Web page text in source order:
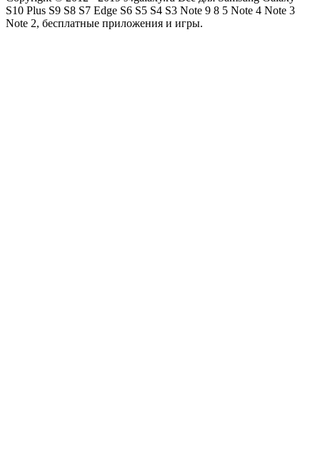
S10 Plus S9 S8 S7 Edge S6 S5 S4 S3 Note 9 8 5 Note 4 Note 3
Note 2, бесплатные приложения и игры.